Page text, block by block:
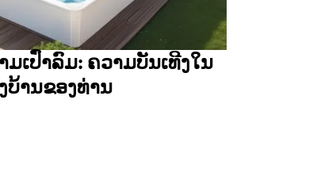
ເປົ່າລົມ: ຄວາມບັນເທີງໃນ
ານຂອງທ່ານ